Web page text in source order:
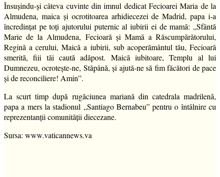
Însușindu-și câteva cuvinte din imnul dedicat Fecioarei Maria de la
Almudena, maica și ocrotitoarea arhidiecezei de Madrid, papa i-a
încredințat pe toți ajutorului puternic al iubirii ei de mamă: „Sfântă
Marie de la Almudena, Fecioară și Mamă a Răscumpărătorului,
Regină a cerului, Maică a iubirii, sub acoperământul tău, Fecioară
smerită, fiii tăi caută adăpost. Maică iubitoare, Templu al lui
Dumnezeu, ocrotește-ne, Stăpână, și ajută-ne să fim făcători de pace
și de reconciliere! Amin”.
La scurt timp după rugăciunea mariană din catedrala madrilenă,
papa a mers la stadionul „Santiago Bernabeu” pentru o întâlnire cu
reprezentanții comunității diecezane.
Sursa: www.vaticannews.va